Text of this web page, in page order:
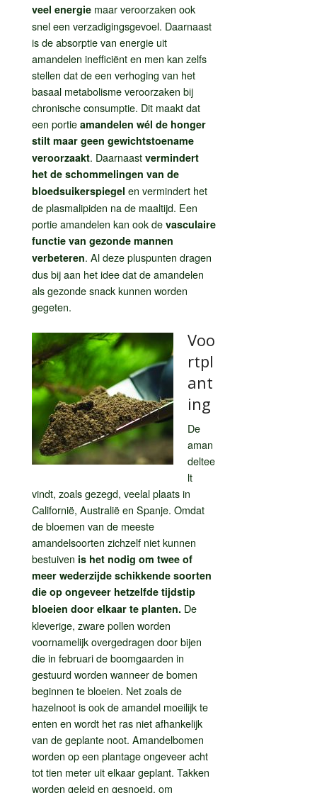
veel energie maar veroorzaken ook
snel een verzadigingsgevoel. Daarnaast
is de absorptie van energie uit
amandelen inefficiënt en men kan zelfs
stellen dat de een verhoging van het
basaal metabolisme veroorzaken bij
chronische consumptie. Dit maakt dat
een portie amandelen wél de honger
stilt maar geen gewichtstoename
veroorzaakt. Daarnaast vermindert
het de schommelingen van de
bloedsuikerspiegel en vermindert het
de plasmalipiden na de maaltijd. Een
portie amandelen kan ook de vasculaire
functie van gezonde mannen
verbeteren. Al deze pluspunten dragen
dus bij aan het idee dat de amandelen
als gezonde snack kunnen worden
gegeten.
Voo
rtpl
ant
ing
De
aman
deltee
lt
vindt, zoals gezegd, veelal plaats in
Californië, Australië en Spanje. Omdat
de bloemen van de meeste
amandelsoorten zichzelf niet kunnen
bestuiven is het nodig om twee of
meer wederzijde schikkende soorten
die op ongeveer hetzelfde tijdstip
bloeien door elkaar te planten. De
kleverige, zware pollen worden
voornamelijk overgedragen door bijen
die in februari de boomgaarden in
gestuurd worden wanneer de bomen
beginnen te bloeien. Net zoals de
hazelnoot is ook de amandel moeilijk te
enten en wordt het ras niet afhankelijk
van de geplante noot. Amandelbomen
worden op een plantage ongeveer acht
tot tien meter uit elkaar geplant. Takken
worden geleid en gesnoeid, om